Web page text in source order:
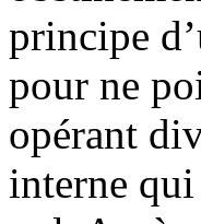
principe
pour ne
opérant
interne qui